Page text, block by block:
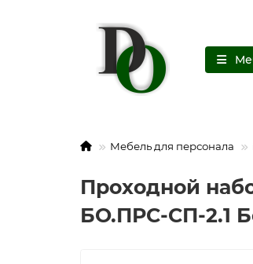
Мебель для персонала
Проходной
БО.ПРС-СП-2.1